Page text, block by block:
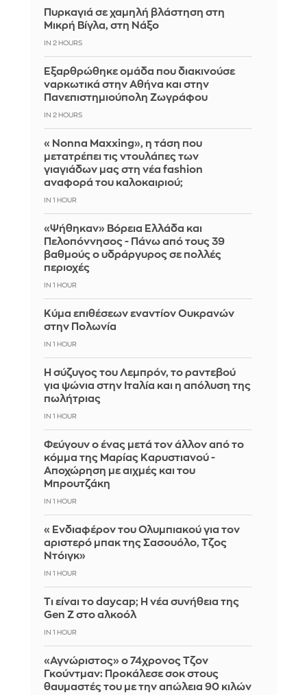
Πυρκαγιά σε χαμηλή βλάστηση στη
Μικρή Βίγλα, στη Νάξο
IN 2 HOURS
Εξαρθρώθηκε ομάδα που διακινούσε
ναρκωτικά στην Αθήνα και στην
Πανεπιστημιούπολη Ζωγράφου
IN 2 HOURS
«Nonna Maxxing», η τάση που
μετατρέπει τις ντουλάπες των
γιαγιάδων μας στη νέα fashion
αναφορά του καλοκαιριού;
IN 1 HOUR
«Ψήθηκαν» Βόρεια Ελλάδα και
Πελοπόννησος - Πάνω από τους 39
βαθμούς ο υδράργυρος σε πολλές
περιοχές
IN 1 HOUR
Κύμα επιθέσεων εναντίον Ουκρανών
στην Πολωνία
IN 1 HOUR
Η σύζυγος του Λεμπρόν, το ραντεβού
για ψώνια στην Ιταλία και η απόλυση της
πωλήτριας
IN 1 HOUR
Φεύγουν ο ένας μετά τον άλλον από το
κόμμα της Μαρίας Καρυστιανού -
Αποχώρηση με αιχμές και του
Μπρουτζάκη
IN 1 HOUR
«Ενδιαφέρον του Ολυμπιακού για τον
αριστερό μπακ της Σασουόλο, Τζος
Ντόιγκ»
IN 1 HOUR
Τι είναι το daycap; Η νέα συνήθεια της
Gen Z στο αλκοόλ
IN 1 HOUR
«Αγνώριστος» ο 74χρονος Τζον
Γκούντμαν: Προκάλεσε σοκ στους
θαυμαστές του με την απώλεια 90 κιλών